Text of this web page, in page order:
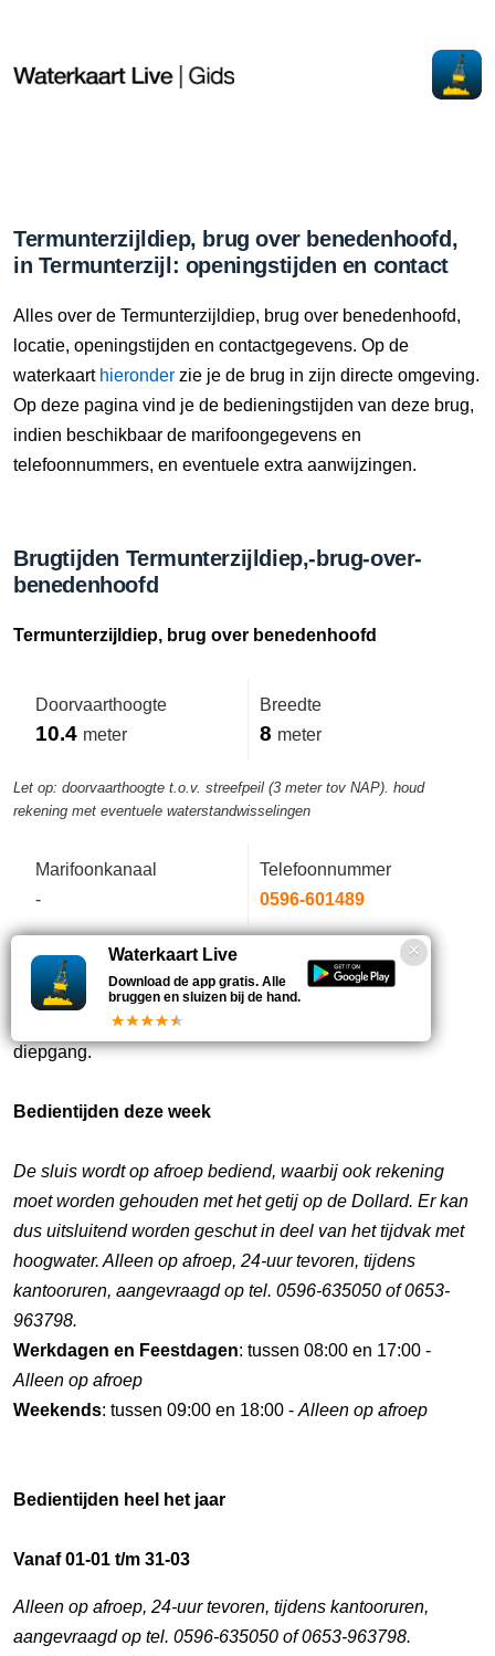
Termunterzijldiep, brug over benedenhoofd,
in Termunterzijl: openingstijden en contact
Alles over de Termunterzijldiep, brug over benedenhoofd,
locatie, openingstijden en contactgegevens. Op de
waterkaart hieronder zie je de brug in zijn directe omgeving.
Op deze pagina vind je de bedieningstijden van deze brug,
indien beschikbaar de marifoongegevens en
telefoonnummers, en eventuele extra aanwijzingen.
Brugtijden Termunterzijldiep,-brug-over-
benedenhoofd
Termunterzijldiep, brug over benedenhoofd
Doorvaarthoogte
10.4 meter
Breedte
8 meter
Let op: doorvaarthoogte t.o.v. streefpeil (3 meter tov NAP). houd
rekening met eventuele waterstandwisselingen
Marifoonkanaal
-
Telefoonnummer
0596-601489
Voetbrug.
Opmerking:Bediening is afhankelijk van het getij en
diepgang.
Bedientijden deze week
De sluis wordt op afroep bediend, waarbij ook rekening
moet worden gehouden met het getij op de Dollard. Er kan
dus uitsluitend worden geschut in deel van het tijdvak met
hoogwater. Alleen op afroep, 24-uur tevoren, tijdens
kantooruren, aangevraagd op tel. 0596-635050 of 0653-
963798.
Werkdagen en Feestdagen: tussen 08:00 en 17:00 -
Alleen op afroep
Weekends: tussen 09:00 en 18:00 - Alleen op afroep
Bedientijden heel het jaar
Vanaf 01-01 t/m 31-03
Alleen op afroep, 24-uur tevoren, tijdens kantooruren,
aangevraagd op tel. 0596-635050 of 0653-963798.
Waterkaart Live
Download de app gratis. Alle
bruggen en sluizen bij de hand.